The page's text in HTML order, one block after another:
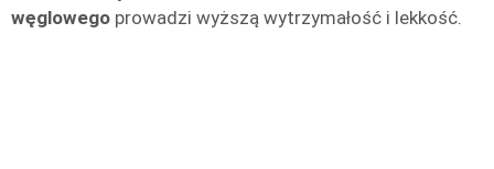
węglowego prowadzi wyższą wytrzymałość i lekkość.